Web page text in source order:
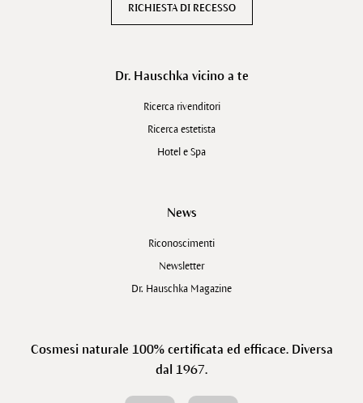
RICHIESTA DI RECESSO
Dr. Hauschka vicino a te
Ricerca rivenditori
Ricerca estetista
Hotel e Spa
News
Riconoscimenti
Newsletter
Dr. Hauschka Magazine
Cosmesi naturale 100% certificata ed efficace. Diversa
dal 1967.